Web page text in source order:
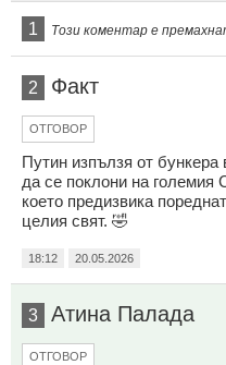
1 Този коментар е
2 Факт
ОТГОВОР
Путин изпълзя от бункера
да се поклони на
което предизвика
целия свят. 🤣
18:12 20.05.2026
3 Атина Палада
ОТГОВОР